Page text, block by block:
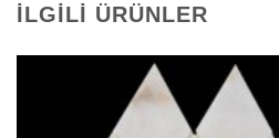
İLGILI ÜRÜNLER